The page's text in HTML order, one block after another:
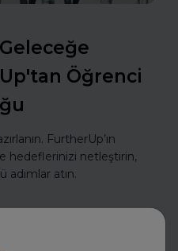
Öğrenci
FurtherUp’ın
hedeflerinizi netleştirin,
atın.